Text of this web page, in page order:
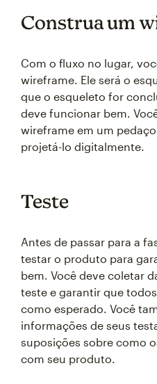
Construa um
Com o fluxo no lugar,
wireframe. Ele será o
que o esqueleto for
deve funcionar bem.
wireframe em um
projetá-lo digitalmente.
Teste
Antes de passar para a
testar o produto para
bem. Você deve coletar
teste e garantir que
como esperado. Você
informações de seus
suposições sobre como
com seu produto.